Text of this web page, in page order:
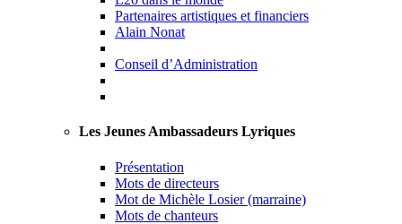
Partenaires artistiques et financiers
Alain Nonat
Conseil d’Administration
Les Jeunes Ambassadeurs Lyriques
Présentation
Mots de directeurs
Mot de Michèle Losier (marraine)
Mots de chanteurs